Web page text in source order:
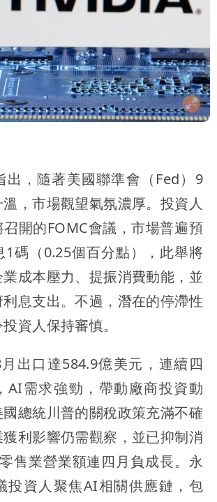
出，隨著美國聯準會（Fed）9
，市場觀望氣氛濃厚。投資人
開的FOMC會議，市場普遍預
1碼（0.25個百分點），此舉將
成本壓力、提振消費動能，並
息支出。不過，潛在的停滯性
資人保持審慎。
出口達584.9億美元，連續四
AI需求強勁，帶動廠商投資動
總統川普的關稅政策充滿不確
利影響仍需觀察，並已抑制消
售業營業額連四月負成長。永
投資人聚焦AI相關供應鏈，包